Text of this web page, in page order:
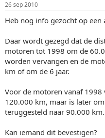
26 sep 2010
Heb nog info gezocht op een
Daar wordt gezegd dat de
motoren tot 1998 om de
worden vervangen en de
km of om de 6 jaar.
Voor de motoren vanaf
120.000 km, maar is later
teruggesteld naar 90.000 km.
Kan iemand dit bevestigen?